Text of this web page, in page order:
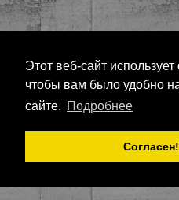
Этот веб-сайт
чтобы вам было удобно
сайте. Подробнее
Согласен!